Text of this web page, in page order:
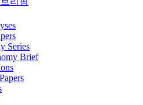
Series
Brief